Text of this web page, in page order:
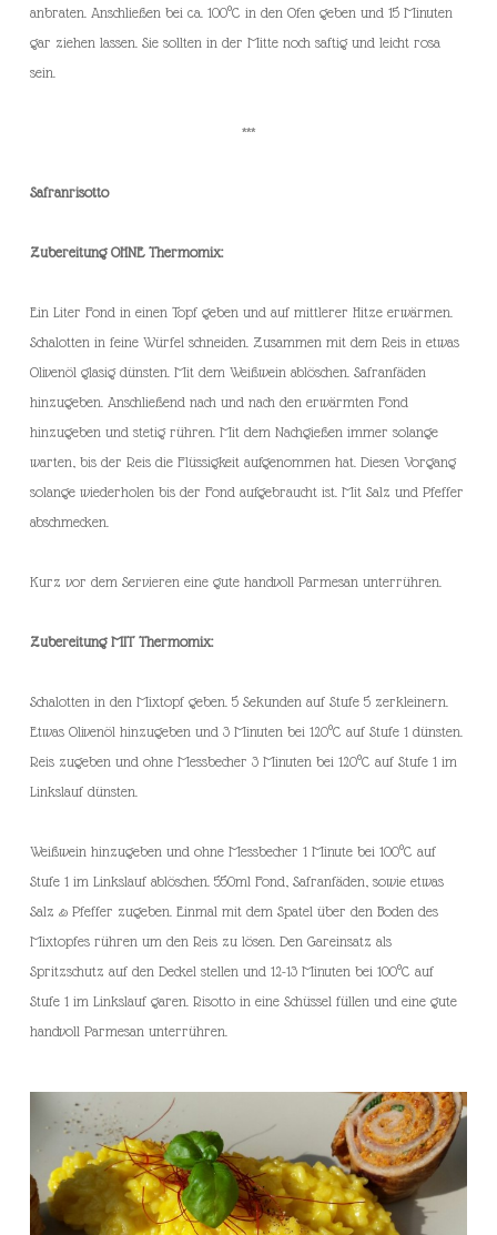
anbraten. Anschließen bei ca. 100°C in den Ofen geben und 15 Minuten
gar ziehen lassen. Sie sollten in der Mitte noch saftig und leicht rosa
sein.
***
Safranrisotto
Zubereitung OHNE Thermomix:
Ein Liter Fond in einen Topf geben und auf mittlerer Hitze erwärmen.
Schalotten in feine Würfel schneiden. Zusammen mit dem Reis in etwas
Olivenöl glasig dünsten. Mit dem Weißwein ablöschen. Safranfäden
hinzugeben. Anschließend nach und nach den erwärmten Fond
hinzugeben und stetig rühren. Mit dem Nachgießen immer solange
warten, bis der Reis die Flüssigkeit aufgenommen hat. Diesen Vorgang
solange wiederholen bis der Fond aufgebraucht ist. Mit Salz und Pfeffer
abschmecken.
Kurz vor dem Servieren eine gute handvoll Parmesan unterrühren.
Zubereitung MIT Thermomix:
Schalotten in den Mixtopf geben. 5 Sekunden auf Stufe 5 zerkleinern.
Etwas Olivenöl hinzugeben und 3 Minuten bei 120°C auf Stufe 1 dünsten.
Reis zugeben und ohne Messbecher 3 Minuten bei 120°C auf Stufe 1 im
Linkslauf dünsten.
Weißwein hinzugeben und ohne Messbecher 1 Minute bei 100°C auf
Stufe 1 im Linkslauf ablöschen. 550ml Fond, Safranfäden, sowie etwas
Salz & Pfeffer zugeben. Einmal mit dem Spatel über den Boden des
Mixtopfes rühren um den Reis zu lösen. Den Gareinsatz als
Spritzschutz auf den Deckel stellen und 12-13 Minuten bei 100°C auf
Stufe 1 im Linkslauf garen. Risotto in eine Schüssel füllen und eine gute
handvoll Parmesan unterrühren.